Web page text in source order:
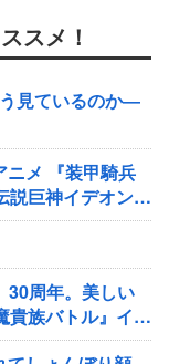
スメ！
見ているのか―
ニメ 『装甲騎兵
説巨神イデオン』
ライガー』
30周年。美しい
貴族バトル』イト